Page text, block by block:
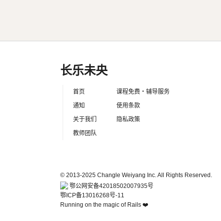
长乐未央
首页
通知
关于我们
教师团队
课程免费・辅导服务
使用条款
隐私政策
© 2013-2025 Changle Weiyang Inc. All Rights Reserved.
鄂公网安备42018502007935号
鄂ICP备13016268号-11
Running on the magic of Rails ❤️